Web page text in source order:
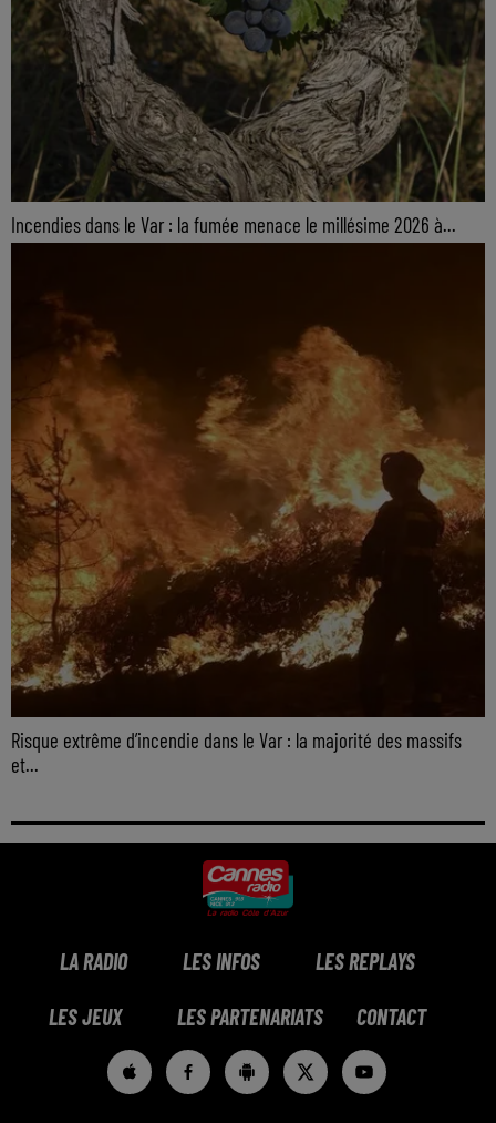
Incendies dans le Var : la fumée menace le millésime 2026 à...
Risque extrême d’incendie dans le Var : la majorité des massifs
et...
LA RADIO LES INFOS LES REPLAYS
LES JEUX LES PARTENARIATS CONTACT